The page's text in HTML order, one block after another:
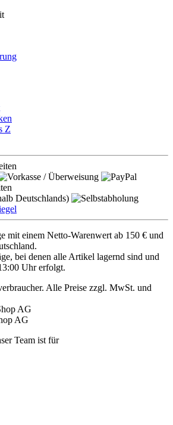
Z
mit einem Netto-Warenwert ab 150 € und
bei denen alle Artikel lagernd sind und
Uhr erfolgt.
Alle Preise zzgl. MwSt. und
AG
Team ist für